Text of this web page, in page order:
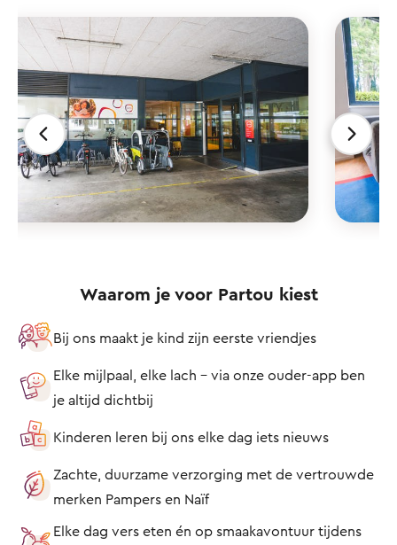
Waarom je voor Partou kiest
Bij ons maakt je kind zijn eerste vriendjes
Elke mijlpaal, elke lach – via onze ouder-app ben
je altijd dichtbij
Kinderen leren bij ons elke dag iets nieuws
Zachte, duurzame verzorging met de vertrouwde
merken Pampers en Naïf
Elke dag vers eten én op smaakavontuur tijdens